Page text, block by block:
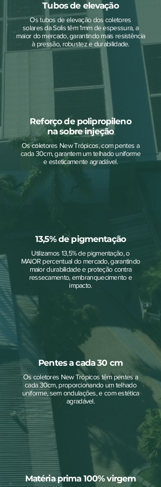
Tubos de elevação
Os tubos de elevação dos coletores
solares da Solis têm 1mm de espessura, a
maior do mercado, garantindo mais resistência
à pressão, robustez e durabilidade.
Reforço de polipropileno
na sobre injeção
Os coletores New Trópicos, com pentes a
cada 30cm, garantem um telhado uniforme
e esteticamente agradável.
13,5% de pigmentação
Utilizamos 13,5% de pigmentação, o
MAIOR percentual do mercado, garantindo
maior durabilidade e proteção contra
ressecamento, embranquecimento e
impacto.
Pentes a cada 30 cm
Os coletores New Trópicos têm pentes a
cada 30cm, proporcionando um telhado
uniforme, sem ondulações, e com estética
agradável.
Matéria prima 100% virgem